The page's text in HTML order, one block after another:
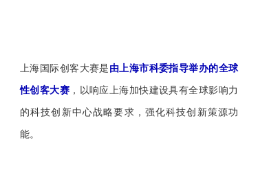
上海国际创客大赛是由上海市科委指导举办的全球
性创客大赛 ，以响应上海加快建设具有全球影响力
的科技创新中心战略要求，强化科技创新策源功
能。